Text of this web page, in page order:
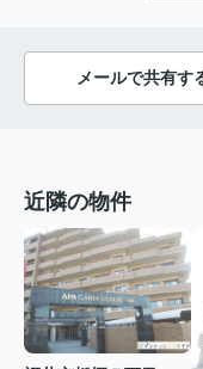
メールで共有す
近隣の物件